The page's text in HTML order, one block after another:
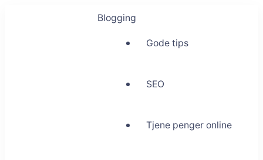
Blogging
Gode tips
SEO
Tjene penger online